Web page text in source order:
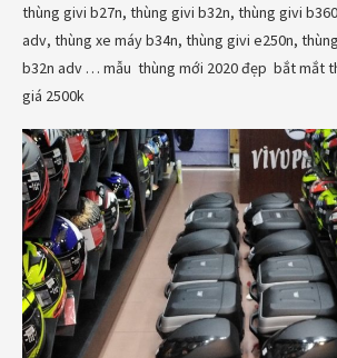
thùng givi b27n, thùng givi b32n, thùng givi
adv, thùng xe máy b34n, thùng givi e250n,
b32n adv … mẫu thùng mới 2020 đẹp bắt mắt
giá 2500k